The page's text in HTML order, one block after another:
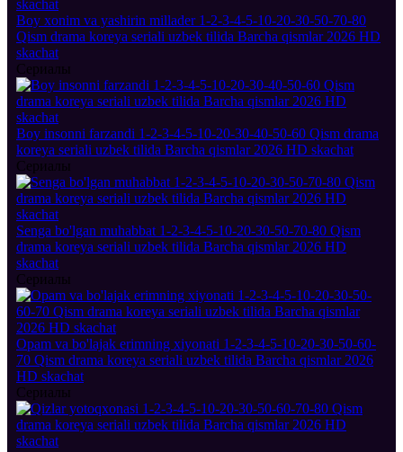
Boy xonim va yashirin millader 1-2-3-4-5-10-20-30-50-70-80
Qism drama koreya seriali uzbek tilida Barcha qismlar 2026 HD
skachat
Сериалы
Boy insonni farzandi 1-2-3-4-5-10-20-30-40-50-60 Qism drama
koreya seriali uzbek tilida Barcha qismlar 2026 HD skachat
Сериалы
Senga bo'lgan muhabbat 1-2-3-4-5-10-20-30-50-70-80 Qism
drama koreya seriali uzbek tilida Barcha qismlar 2026 HD
skachat
Сериалы
Opam va bo'lajak erimning xiyonati 1-2-3-4-5-10-20-30-50-60-
70 Qism drama koreya seriali uzbek tilida Barcha qismlar 2026
HD skachat
Сериалы